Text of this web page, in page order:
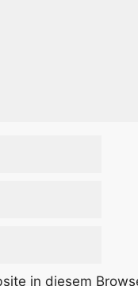
in diesem